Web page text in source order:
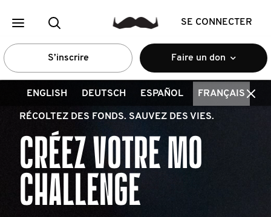
SE CONNECTER
S’inscrire Faire un don
ENGLISH DEUTSCH ESPAÑOL FRANÇAIS
RÉCOLTEZ DES FONDS. SAUVEZ DES VIES.
CRÉEZ VOTRE MO
CHALLENGE